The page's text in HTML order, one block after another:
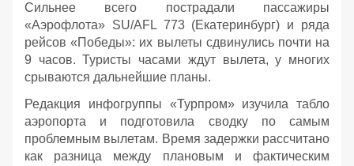
Сильнее всего пострадали пассажиры
«Аэрофлота» SU/AFL 773 (Екатеринбург) и ряда
рейсов «Победы»: их вылеты сдвинулись почти на
9 часов. Туристы часами ждут вылета, у многих
срываются дальнейшие планы.
Редакция инфогруппы «Турпром» изучила табло
аэропорта и подготовила сводку по самым
проблемным вылетам. Время задержки рассчитано
как разница между плановым и фактическим